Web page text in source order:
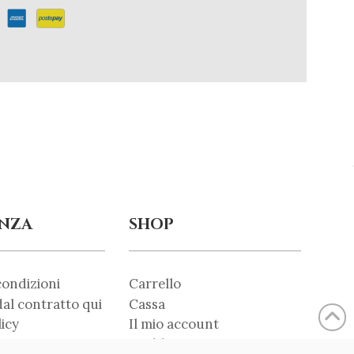
contratto qui
SHOP
Carrello
Cassa
Il mio account
Wishlist